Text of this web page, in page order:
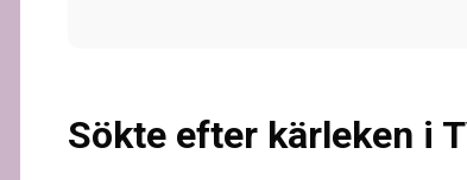
Sökte efter kärleken i